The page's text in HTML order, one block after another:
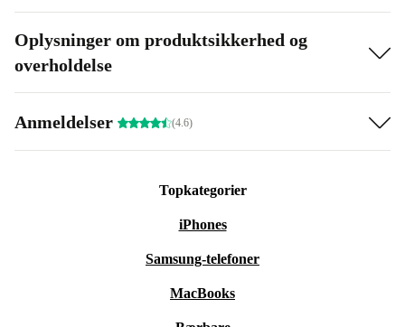
Oplysninger om produktsikkerhed og
overholdelse
Anmeldelser (4.6)
Topkategorier
iPhones
Samsung-telefoner
MacBooks